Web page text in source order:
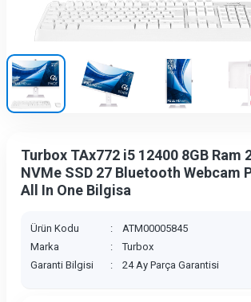
Turbox TAx772 i5 12400 8GB Ram
NVMe SSD 27 Bluetooth Webcam
All In One Bilgisa
Ürün Kodu :
ATM00005845
Marka
:
Turbox
Garanti Bilgisi
: 24 Ay Parça Garantisi